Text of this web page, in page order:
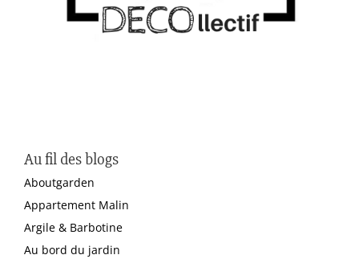
Au fil des blogs
Aboutgarden
Appartement Malin
Argile & Barbotine
Au bord du jardin